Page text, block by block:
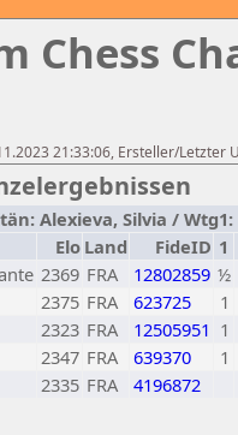
Chess
21:33:06, Ersteller/Letzter
Alexieva, Silvia / Wtg1:
Elo Land FideID 1
2369 FRA 12802859 ½
2375 FRA 623725
1
2323 FRA 12505951 1
2347 FRA 639370
1
2335 FRA 4196872